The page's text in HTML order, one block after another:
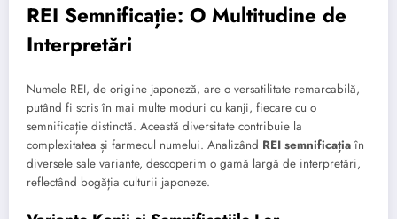
REI Semnificație: O Multitudine de
Interpretări
Numele REI, de origine japoneză, are o versatilitate remarcabilă,
putând fi scris în mai multe moduri cu kanji, fiecare cu o
semnificație distinctă. Această diversitate contribuie la
complexitatea și farmecul numelui. Analizând REI semnificația în
diversele sale variante, descoperim o gamă largă de interpretări,
reflectând bogăția culturii japoneze.